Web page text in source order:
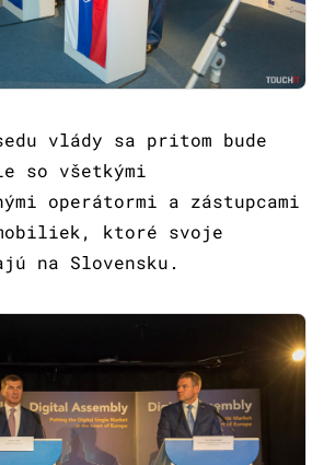
vlády sa pritom bude
so všetkými
operátormi a zástupcami
ktoré svoje
na Slovensku.